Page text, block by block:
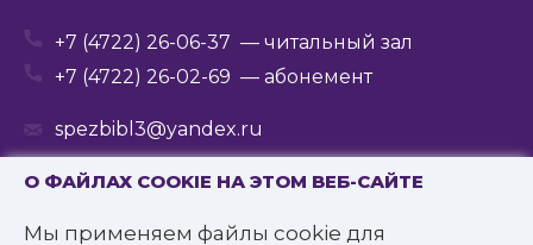
О ФАЙЛАХ COOKIE НА ЭТОМ ВЕБ-САЙТЕ
Мы применяем файлы cookie для
+7 (4722) 26-06-37 — читальный зал
+7 (4722) 26-02-69 — абонемент
spezbibl3@yandex.ru